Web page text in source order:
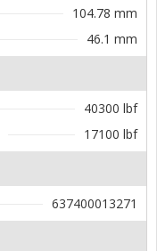
104.78 mm
46.1 mm
40300 lbf
17100 lbf
637400013271